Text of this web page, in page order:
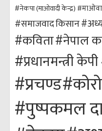
#नेकपा (माओवादी केन्द्र)
#समाजवादकिसान
#कविता#नेपाल
#प्रधानमन्त्री
#प्रचण्ड
#पुष्पकमल